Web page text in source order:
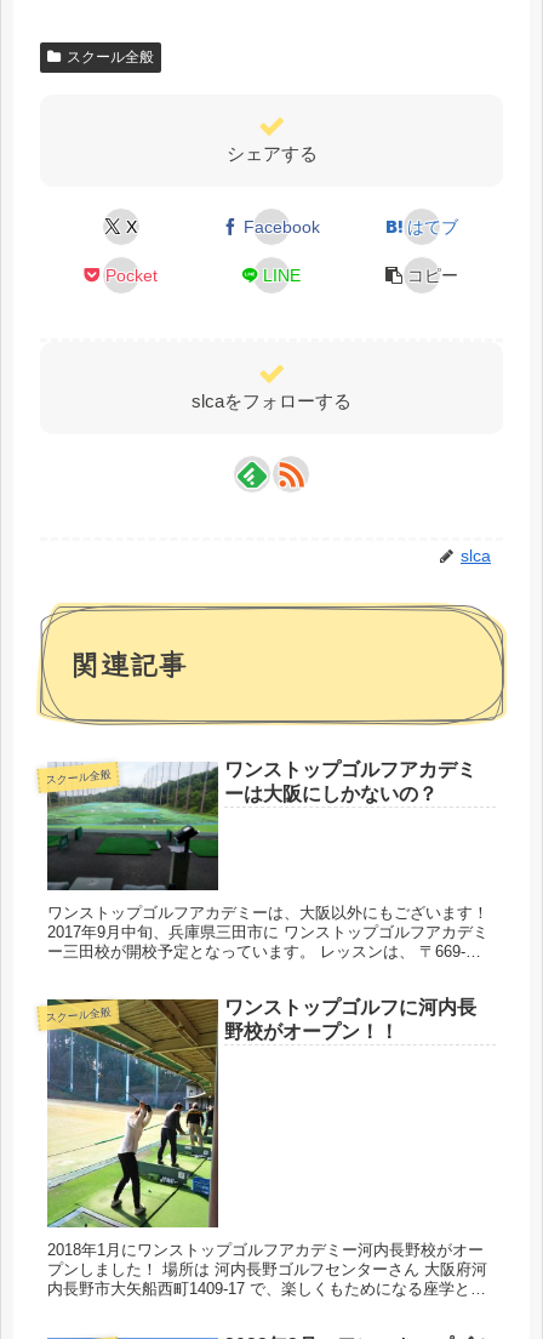
スクール全般
シェアする
X Facebook はてブ
Pocket LINE コピー
slcaをフォローする
slca
関連記事
スクール全般
ワンストップゴルフアカデミ
ーは大阪にしかないの？
ワンストップゴルフアカデミーは、大阪以外にもございます！
2017年9月中旬、兵庫県三田市に ワンストップゴルフアカデミ
ー三田校が開校予定となっています。 レッスンは、 〒669-
スクール全般
ワンストップゴルフに河内長
野校がオープン！！
2018年1月にワンストップゴルフアカデミー河内長野校がオー
プンしました！ 場所は 河内長野ゴルフセンターさん 大阪府河
内長野市大矢船西町1409-17 で、楽しくもためになる座学と実